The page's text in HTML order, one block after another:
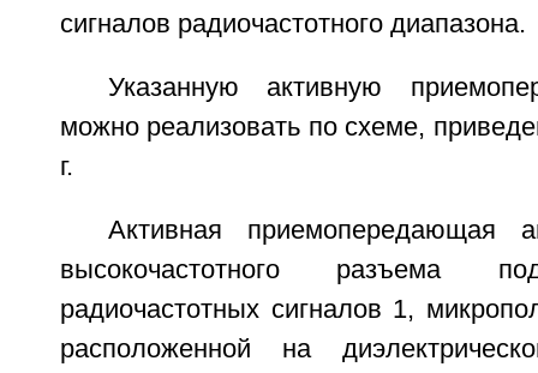
сигналов радиочастотного диапазона.
Указанную активную
можно реализовать по схеме,
г.
Активная приемопередающая
высокочастотного разъема
радиочастотных сигналов 1,
расположенной на